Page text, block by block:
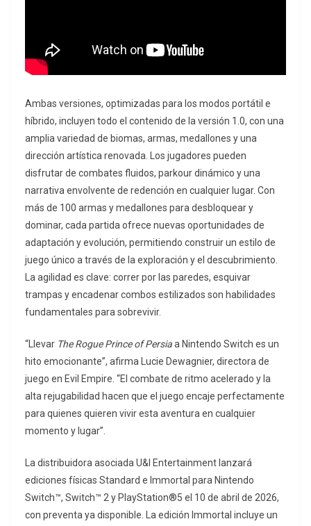
Ambas versiones, optimizadas para los modos portátil e
híbrido, incluyen todo el contenido de la versión 1.0, con una
amplia variedad de biomas, armas, medallones y una
dirección artística renovada. Los jugadores pueden
disfrutar de combates fluidos, parkour dinámico y una
narrativa envolvente de redención en cualquier lugar. Con
más de 100 armas y medallones para desbloquear y
dominar, cada partida ofrece nuevas oportunidades de
adaptación y evolución, permitiendo construir un estilo de
juego único a través de la exploración y el descubrimiento.
La agilidad es clave: correr por las paredes, esquivar
trampas y encadenar combos estilizados son habilidades
fundamentales para sobrevivir.
“Llevar The Rogue Prince of Persiaa Nintendo Switch es un
hito emocionante”, afirma Lucie Dewagnier, directora de
juego en Evil Empire. “El combate de ritmo acelerado y la
alta rejugabilidad hacen que el juego encaje perfectamente
para quienes quieren vivir esta aventura en cualquier
momento y lugar”.
La distribuidora asociada U&I Entertainment lanzará
ediciones físicas Standard e Immortal para Nintendo
Switch™, Switch™ 2 y PlayStation®5 el 10 de abril de 2026,
con preventa ya disponible. La edición Immortal incluye un